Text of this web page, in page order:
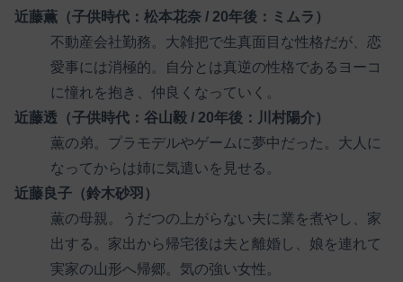
近藤薫（子供時代：松本花奈 / 20年後：ミムラ）
不動産会社勤務。大雑把で生真面目な性格だが、恋
愛事には消極的。自分とは真逆の性格であるヨーコ
に憧れを抱き、仲良くなっていく。
近藤透（子供時代：谷山毅 / 20年後：川村陽介）
薫の弟。プラモデルやゲームに夢中だった。大人に
なってからは姉に気遣いを見せる。
近藤良子（鈴木砂羽）
薫の母親。うだつの上がらない夫に業を煮やし、家
出する。家出から帰宅後は夫と離婚し、娘を連れて
実家の山形へ帰郷。気の強い女性。